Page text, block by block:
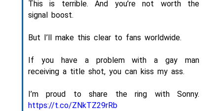
This is terrible. And you’re not worth the
signal boost.
But I’ll make this clear to fans worldwide.
If you have a problem with a gay man
receiving a title shot, you can kiss my ass.
I’m proud to share the ring with Sonny.
https://t.co/ZNkTZ29rRb